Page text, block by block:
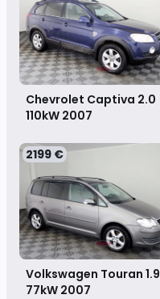
Chevrolet Captiva 2.0
110kW 2007
2199 €
Volkswagen Touran 1.9
77kW 2007